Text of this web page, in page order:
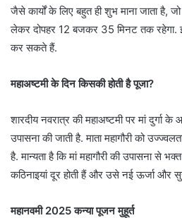
जैसे कार्यों के लिए बहुत ही शुभ माना जाता
लेकर दोपहर 12 बजकर 35 मिनट तक रहेगा.
कर सकते हैं.
महाअष्टमी के दिन किसकी होती है पूजा?
शारदीय नवरात्र की महाअष्टमी पर मां दुर्गा के
उपासना की जाती है. माता महागौरी को
है. मान्यता है कि मां महागौरी की उपासना
कठिनाइयां दूर होती हैं और उसे नई ऊर्जा और
महानवमी 2025 कन्या पूजन मुहूर्त